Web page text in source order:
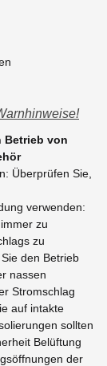
Betrieb von
Überprüfen Sie,
verwenden:
zu
zu
den Betrieb
nassen
Stromschlag
auf intakte
sollten
Belüftung
der